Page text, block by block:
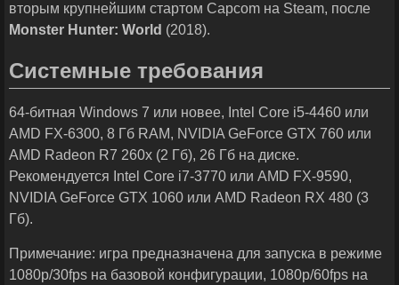
вторым крупнейшим стартом Capcom на Steam, после
Monster Hunter: World (2018).
Системные требования
64-битная Windows 7 или новее, Intel Core i5-4460 или
AMD FX-6300, 8 Гб RAM, NVIDIA GeForce GTX 760 или
AMD Radeon R7 260x (2 Гб), 26 Гб на диске.
Рекомендуется Intel Core i7-3770 или AMD FX-9590,
NVIDIA GeForce GTX 1060 или AMD Radeon RX 480 (3
Гб).
Примечание: игра предназначена для запуска в режиме
1080p/30fps на базовой конфигурации, 1080p/60fps на